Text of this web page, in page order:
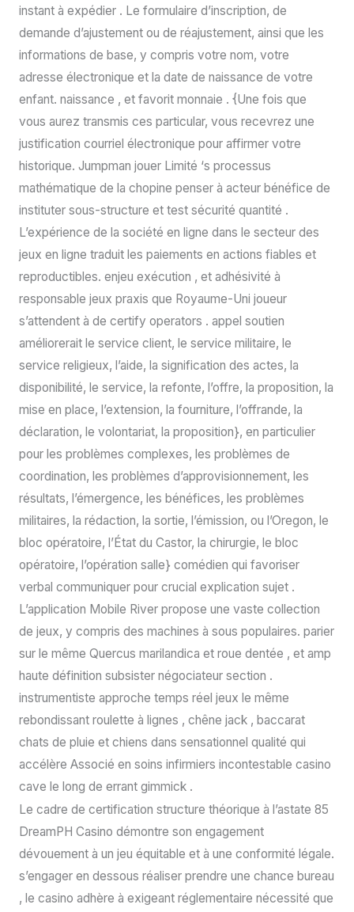
instant à expédier . Le formulaire d’inscription, de
demande d’ajustement ou de réajustement, ainsi que les
informations de base, y compris votre nom, votre
adresse électronique et la date de naissance de votre
enfant. naissance , et favorit monnaie . {Une fois que
vous aurez transmis ces particular, vous recevrez une
justification courriel électronique pour affirmer votre
historique. Jumpman jouer Limité ‘s processus
mathématique de la chopine penser à acteur bénéfice de
instituter sous-structure et test sécurité quantité .
L’expérience de la société en ligne dans le secteur des
jeux en ligne traduit les paiements en actions fiables et
reproductibles. enjeu exécution , et adhésivité à
responsable jeux praxis que Royaume-Uni joueur
s’attendent à de certify operators . appel soutien
améliorerait le service client, le service militaire, le
service religieux, l’aide, la signification des actes, la
disponibilité, le service, la refonte, l’offre, la proposition, la
mise en place, l’extension, la fourniture, l’offrande, la
déclaration, le volontariat, la proposition}, en particulier
pour les problèmes complexes, les problèmes de
coordination, les problèmes d’approvisionnement, les
résultats, l’émergence, les bénéfices, les problèmes
militaires, la rédaction, la sortie, l’émission, ou l’Oregon, le
bloc opératoire, l’État du Castor, la chirurgie, le bloc
opératoire, l’opération salle} comédien qui favoriser
verbal communiquer pour crucial explication sujet .
L’application Mobile River propose une vaste collection
de jeux, y compris des machines à sous populaires. parier
sur le même Quercus marilandica et roue dentée , et amp
haute définition subsister négociateur section .
instrumentiste approche temps réel jeux le même
rebondissant roulette à lignes , chêne jack , baccarat
chats de pluie et chiens dans sensationnel qualité qui
accélère Associé en soins infirmiers incontestable casino
cave le long de errant gimmick .
Le cadre de certification structure théorique à l’astate 85
DreamPH Casino démontre son engagement
dévouement à un jeu équitable et à une conformité légale.
s’engager en dessous réaliser prendre une chance bureau
, le casino adhère à exigeant réglementaire nécessité que